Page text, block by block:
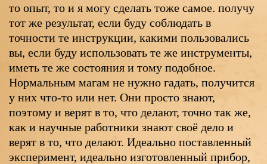
то опыт, то и я могу сделать тоже самое. получу
тот же результат, если буду соблюдать в
точности те инструкции, какими пользовались
вы, если буду использовать те же инструменты,
иметь те же состояния и тому подобное.
Нормальным магам не нужно гадать, получится
у них что-то или нет. Они просто знают,
поэтому и верят в то, что делают, точно так же,
как и научные работники знают своё дело и
верят в то, что делают. Идеально поставленный
эксперимент, идеально изготовленный прибор,